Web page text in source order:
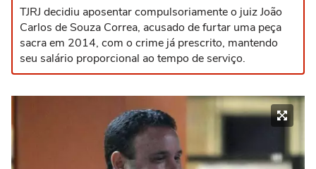
TJRJ decidiu aposentar compulsoriamente o juiz João
Carlos de Souza Correa, acusado de furtar uma peça
sacra em 2014, com o crime já prescrito, mantendo
seu salário proporcional ao tempo de serviço.